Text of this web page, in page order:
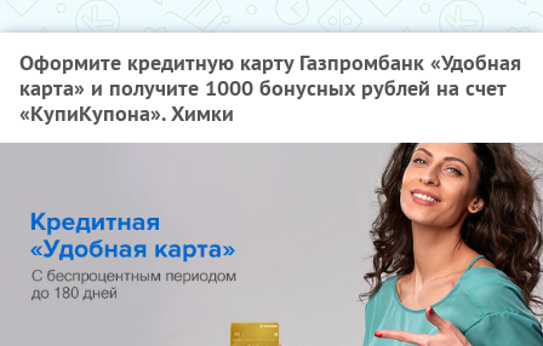
Оформите кредитную карту Газпромбанк «Удобная
карта» и получите 1000 бонусных рублей на счет
«КупиКупона». Химки